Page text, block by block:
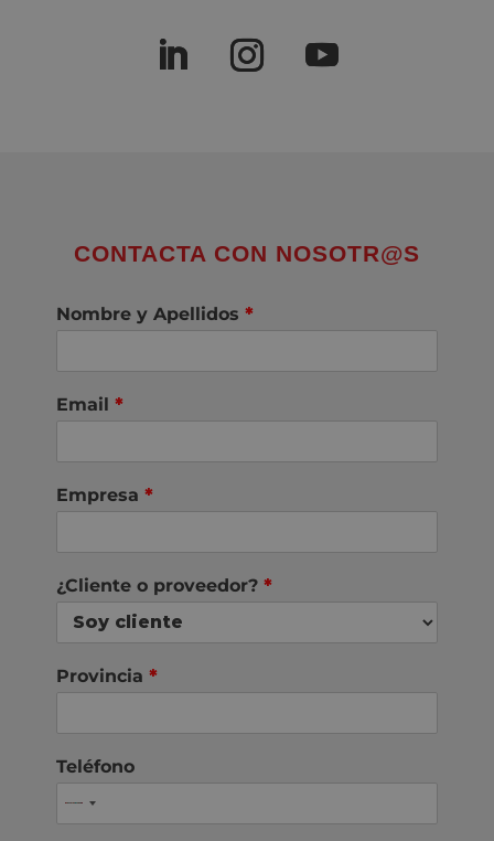
CONTACTA CON NOSOTR@S
Nombre y Apellidos *
Email *
Empresa *
¿Cliente o proveedor? *
Provincia *
Teléfono